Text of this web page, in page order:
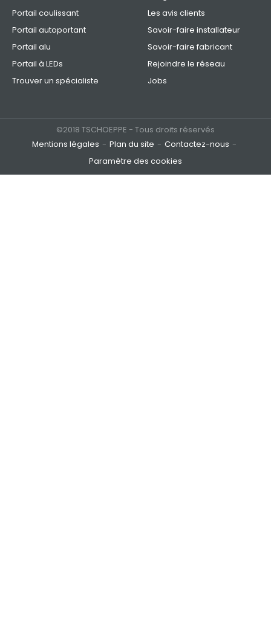
Portail coulissant
Portail autoportant
Portail alu
Portail à LEDs
Trouver un spécialiste
Les avis clients
Savoir-faire installateur
Savoir-faire fabricant
Rejoindre le réseau
Jobs
©2018 TSCHOEPPE - Tous droits réservés
Mentions légales
Plan du site
Contactez-nous
Paramètre des cookies